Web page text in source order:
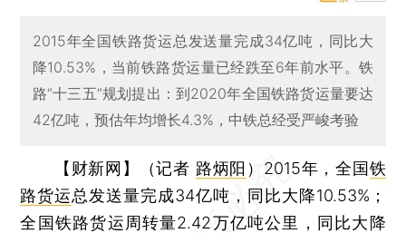
2015年全国铁路货运总发送量完成34亿吨，同比大
降10.53%，当前铁路货运量已经跌至6年前水平。铁
路“十三五”规划提出：到2020年全国铁路货运量要达
42亿吨，预估年均增长4.3%，中铁总经受严峻考验
【财新网】（记者 路炳阳 ） 2015年，全国铁
路货运总发送量完成34亿吨，同比大降10.53%；
全国铁路货运周转量2.42万亿吨公里，同比大降